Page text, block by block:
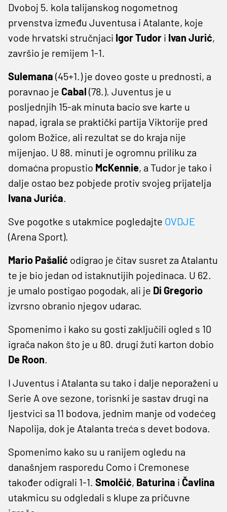
Dvoboj 5. kola talijanskog nogometnog
prvenstva između Juventusa i Atalante, koje
vode hrvatski stručnjaci IgorTudor i Ivan Jurić,
završio je remijem 1-1.
Sulemana (45+1.) je doveo goste u prednosti, a
poravnao je Cabal (78.). Juventus je u
posljednjih 15-ak minuta bacio sve karte u
napad, igrala se praktički partija Viktorije pred
golom Božice, ali rezultat se do kraja nije
mijenjao. U 88. minuti je ogromnu priliku za
domaćna propustio McKennie, a Tudor je tako i
dalje ostao bez pobjede protiv svojeg prijatelja
Ivana Jurića.
Sve pogotke s utakmice pogledajte OVDJE
(Arena Sport).
Mario Pašalić odigrao je čitav susret za Atalantu
te je bio jedan od istaknutijih pojedinaca. U 62.
je umalo postigao pogodak, ali je Di Gregorio
izvrsno obranio njegov udarac.
Spomenimo i kako su gosti zaključili ogled s 10
igrača nakon što je u 80. drugi žuti karton dobio
De Roon.
I Juventus i Atalanta su tako i dalje neporaženi u
Serie A ove sezone, torisnki je sastav drugi na
ljestvici sa 11 bodova, jednim manje od vodećeg
Napolija, dok je Atalanta treća s devet bodova.
Spomenimo kako su u ranijem ogledu na
današnjem rasporedu Como i Cremonese
također odigrali 1-1. Smolčić, Baturina i Čavlina
utakmicu su odgledali s klupe za pričuvne